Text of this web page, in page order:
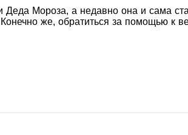
Деда Мороза, а недавно она и сама
же, обратиться за помощью к